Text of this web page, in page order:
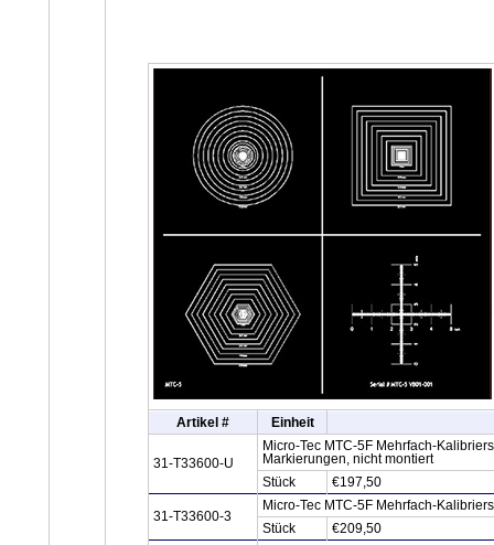
Artikel # Einheit
31-T33600-U
Micro-Tec MTC-5F Mehrfach-
Markierungen, nicht montiert
Stück
€197,50
31-T33600-3
Micro-Tec MTC-5F Mehrfach-
Stück
€209,50